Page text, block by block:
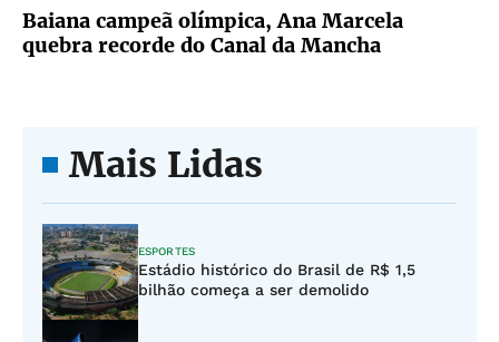
Baiana campeã olímpica, Ana Marcela
quebra recorde do Canal da Mancha
Mais Lidas
ESPORTES
Estádio histórico do Brasil de R$ 1,5
bilhão começa a ser demolido